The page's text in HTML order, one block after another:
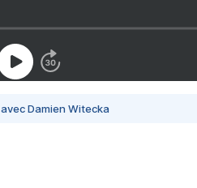
Damien Witecka